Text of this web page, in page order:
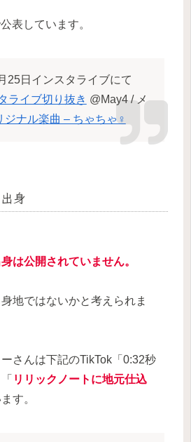
表しています。
25日インスタライブにて
ライブ切り抜き @May4 / メ
ナル楽曲 – ちゃちゃ♀︎
身
は公開されていません。
地ではないかと考えられま
さんは下記のTikTok「0:32秒
リリックノートに地元仕込
す。